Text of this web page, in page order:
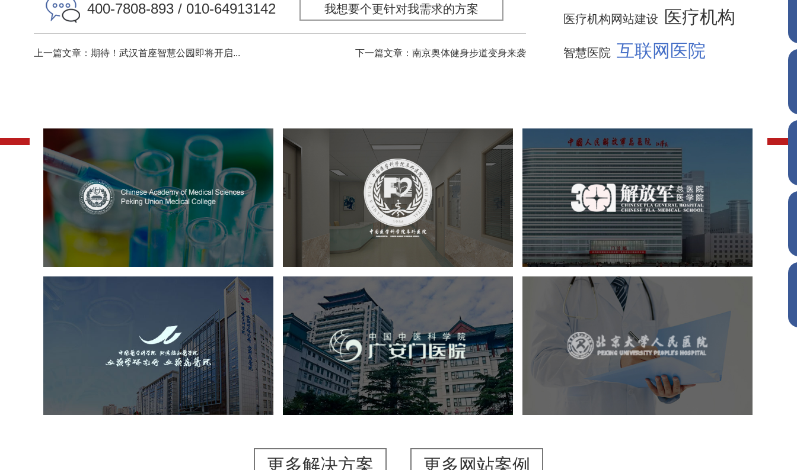
400-7808-893 / 010-64913142 我想要个更针对我需求的方案
上一篇文章：期待！武汉首座智慧公园即将开启... 下一篇文章：南京奥体健身步道变身来袭
医疗机构网站建设 医疗机构
智慧医院 互联网医院
中国医学科学院
医药医疗 医院网站建设
定制开发
大学网站建设
高校网站建设
阜外医院
医院 医院网站建设 定制开发
中国人民解放军总医院 301
医院
医药医疗 医院 医院网站建设 定制开发
中国医学科学院血液病医院
（中国医学科学院...
医院网站建设
互联网医院
网站建设 网页设计
广安门医院
医药医疗 医院 医院网站建设
互联网医院
品牌官网
网站建设 网页设计
北京大学人民医院
医院
医院网站建设
定制开发 网站代运营
更多解决方案 更多网站案例